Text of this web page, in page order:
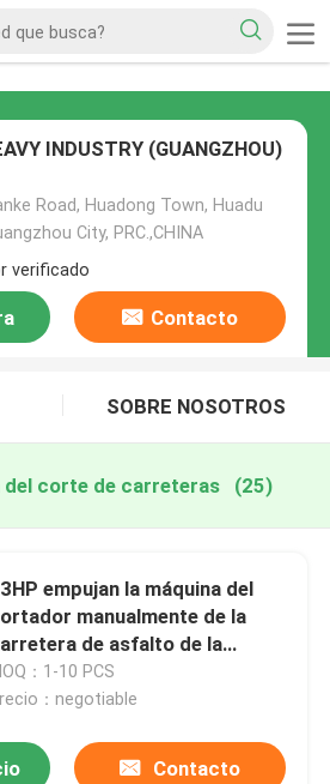
INDUSTRY (GUANGZHOU)
Road, Huadong Town, Huadu
City, PRC.,CHINA
verificado
Contacto
SOBRE NOSOTROS
del corte de carreteras (25)
empujan la máquina del
manualmente de la
de asfalto de la
con profundidad de
de 0 - de 180m m
：1-10 PCS
：negotiable
Contacto